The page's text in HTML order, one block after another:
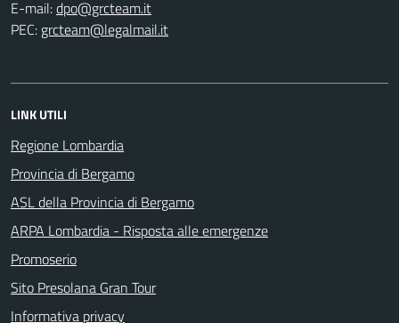
E-mail:
PEC:
LINK UTILI
Regione Lombardia
Provincia di Bergamo
ASL della Provincia di Bergamo
ARPA Lombardia - Risposta alle emergenze
Promoserio
Sito Presolana Gran Tour
Informativa privacy